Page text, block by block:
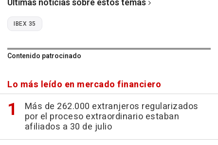
Últimas noticias sobre estos temas
IBEX 35
Contenido patrocinado
Lo más leído en mercado financiero
Más de 262.000 extranjeros regularizados
por el proceso extraordinario estaban
afiliados a 30 de julio